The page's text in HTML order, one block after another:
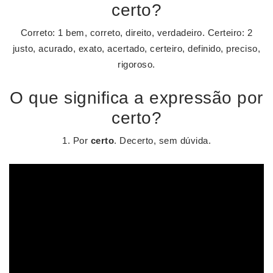
certo?
Correto: 1 bem, correto, direito, verdadeiro. Certeiro: 2
justo, acurado, exato, acertado, certeiro, definido, preciso,
rigoroso.
O que significa a expressão por
certo?
1. Por certo. Decerto, sem dúvida.